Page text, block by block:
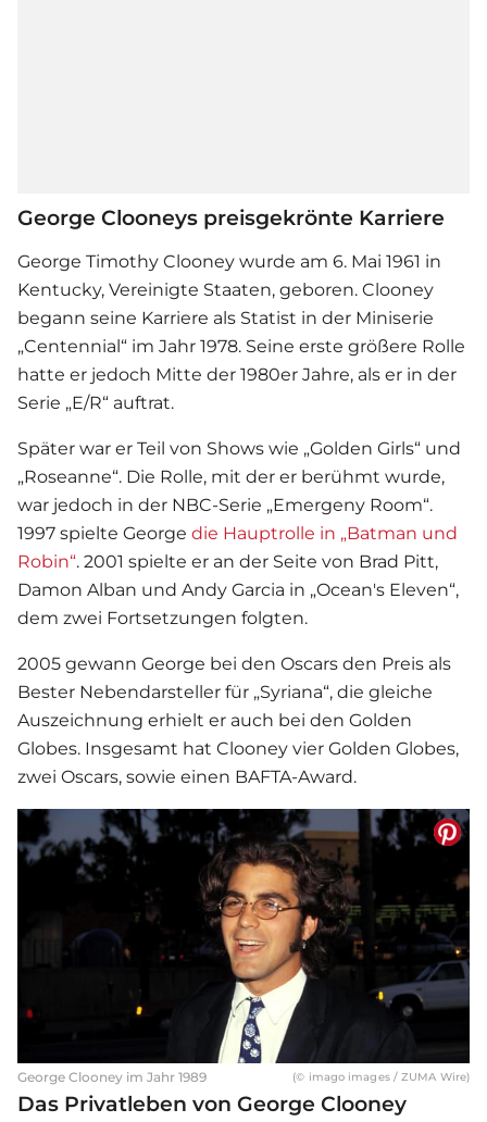
George Clooneys preisgekrönte Karriere
George Timothy Clooney wurde am 6. Mai 1961 in
Kentucky, Vereinigte Staaten, geboren. Clooney
begann seine Karriere als Statist in der Miniserie
„Centennial“ im Jahr 1978. Seine erste größere Rolle
hatte er jedoch Mitte der 1980er Jahre, als er in der
Serie „E/R“ auftrat.
Später war er Teil von Shows wie „Golden Girls“ und
„Roseanne“. Die Rolle, mit der er berühmt wurde,
war jedoch in der NBC-Serie „Emergeny Room“.
1997 spielte George die Hauptrolle in „Batman und
Robin“. 2001 spielte er an der Seite von Brad Pitt,
Damon Alban und Andy Garcia in „Ocean's Eleven“,
dem zwei Fortsetzungen folgten.
2005 gewann George bei den Oscars den Preis als
Bester Nebendarsteller für „Syriana“, die gleiche
Auszeichnung erhielt er auch bei den Golden
Globes. Insgesamt hat Clooney vier Golden Globes,
zwei Oscars, sowie einen BAFTA-Award.
George Clooney im Jahr 1989 (© imago images / ZUMA Wire)
Das Privatleben von George Clooney